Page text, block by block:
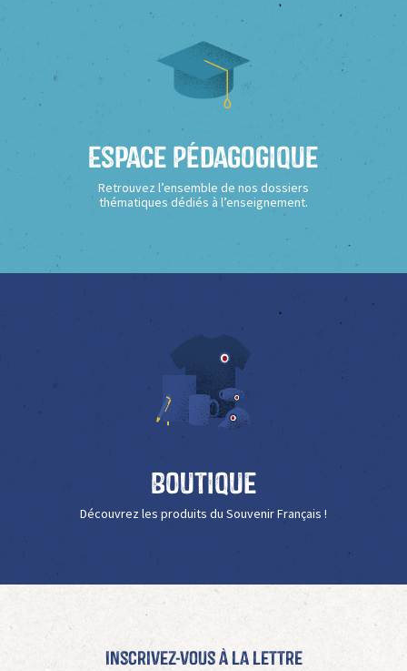
Espace Pédagogique
Retrouvez l’ensemble de nos dossiers
thématiques dédiés à l’enseignement.
Boutique
Découvrez les produits du Souvenir Français !
Inscrivez-vous à La Lettre